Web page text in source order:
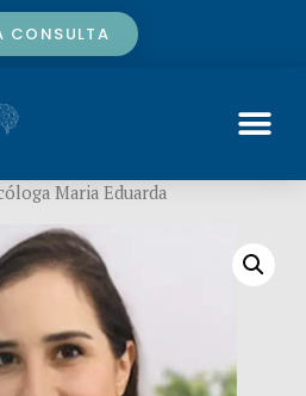
CONSULTA
Maria Eduarda